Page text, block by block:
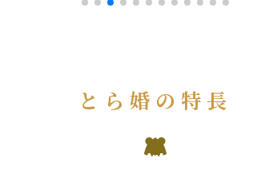
とら婚の特長